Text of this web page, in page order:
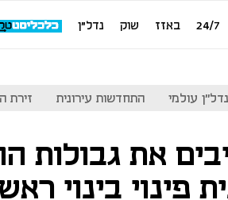
24/7 באזז שוק נדל"ן
נדל"ן עולמי התחדשות עירונית זירת
את גבולות
פינוי בינוי